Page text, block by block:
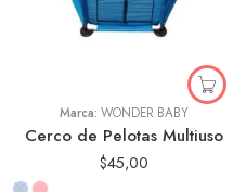
Marca: WONDER BABY
Cerco de Pelotas Multiuso
$45,00